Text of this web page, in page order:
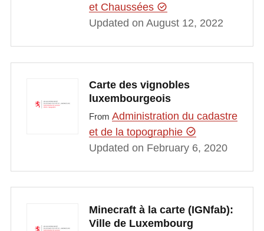
et Chaussées
Updated on August 12, 2022
Carte des vignobles
luxembourgeois
From Administration du cadastre
et de la topographie
Updated on February 6, 2020
Minecraft à la carte (IGNfab):
Ville de Luxembourg